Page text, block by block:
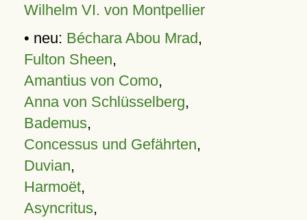
Wilhelm VI. von Montpellier
• neu: Béchara Abou Mrad,
Fulton Sheen,
Amantius von Como,
Anna von Schlüsselberg,
Bademus,
Concessus und Gefährten,
Duvian,
Harmoët,
Asyncritus,